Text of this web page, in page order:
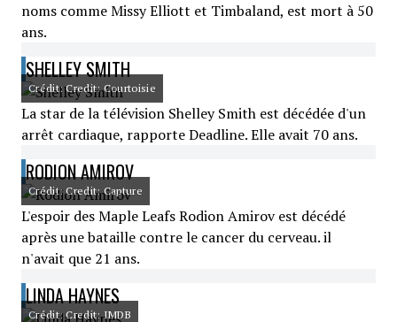
noms comme Missy Elliott et Timbaland, est mort à 50
ans.
SHELLEY SMITH
Crédit: Credit: Courtoisie
La star de la télévision Shelley Smith est décédée d'un
arrêt cardiaque, rapporte Deadline. Elle avait 70 ans.
RODION AMIROV
Crédit: Credit: Capture
L'espoir des Maple Leafs Rodion Amirov est décédé
après une bataille contre le cancer du cerveau. il
n'avait que 21 ans.
LINDA HAYNES
Crédit: Credit: IMDB